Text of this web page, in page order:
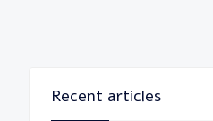
Recent articles